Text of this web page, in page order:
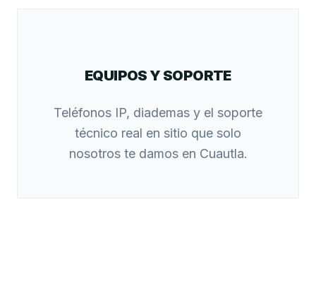
EQUIPOS Y SOPORTE
Teléfonos IP, diademas y el soporte
técnico real en sitio que solo
nosotros te damos en Cuautla.